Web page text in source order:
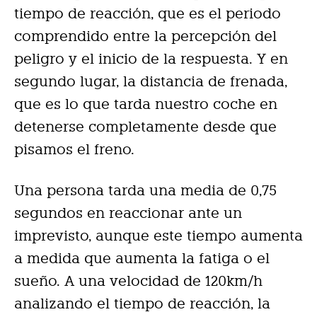
tiempo de reacción, que es el periodo
comprendido entre la percepción del
peligro y el inicio de la respuesta. Y en
segundo lugar, la distancia de frenada,
que es lo que tarda nuestro coche en
detenerse completamente desde que
pisamos el freno.
Una persona tarda una media de 0,75
segundos en reaccionar ante un
imprevisto, aunque este tiempo aumenta
a medida que aumenta la fatiga o el
sueño. A una velocidad de 120km/h
analizando el tiempo de reacción, la